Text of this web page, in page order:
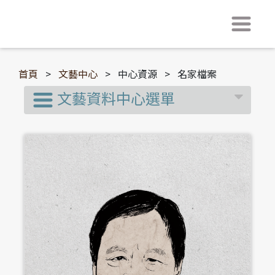
首頁 > 文藝中心 > 中心資源 > 名家檔案
文藝資料中心選單